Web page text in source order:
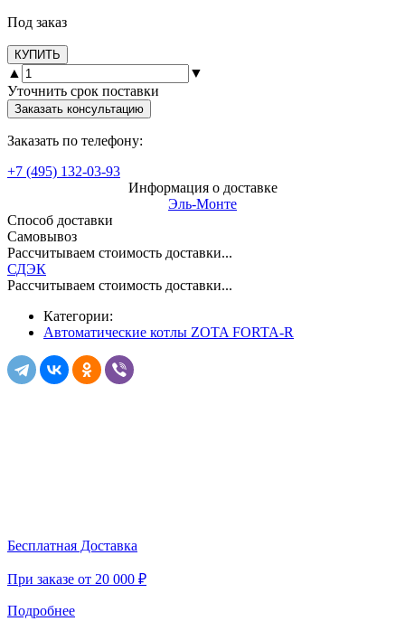
Под заказ
КУПИТЬ
▲
▼
Уточнить срок поставки
Заказать консультацию
Заказать по телефону:
+7 (495) 132-03-93
Информация о доставке
Эль-Монте
Способ доставки
Самовывоз
Рассчитываем стоимость доставки...
СДЭК
Рассчитываем стоимость доставки...
Категории:
Автоматические котлы ZOTA FORTA-R
Бесплатная Доставка
При заказе от 20 000 ₽
Подробнее